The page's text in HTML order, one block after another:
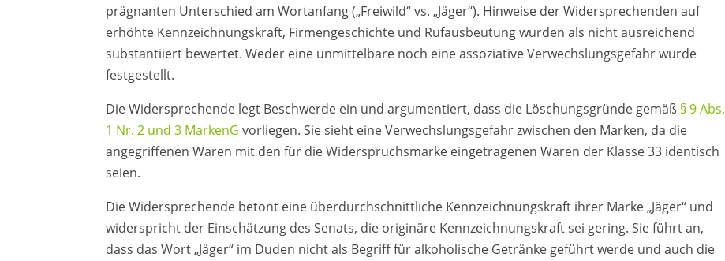
prägnanten Unterschied am Wortanfang („Freiwild“ vs. „Jäger“). Hinweise der Widersprechenden auf
erhöhte Kennzeichnungskraft, Firmengeschichte und Rufausbeutung wurden als nicht ausreichend
substantiiert bewertet. Weder eine unmittelbare noch eine assoziative Verwechslungsgefahr wurde
festgestellt.
Die Widersprechende legt Beschwerde ein und argumentiert, dass die Löschungsgründe gemäß § 9 Abs.
1 Nr. 2 und 3 MarkenG vorliegen. Sie sieht eine Verwechslungsgefahr zwischen den Marken, da die
angegriffenen Waren mit den für die Widerspruchsmarke eingetragenen Waren der Klasse 33 identisch
seien.
Die Widersprechende betont eine überdurchschnittliche Kennzeichnungskraft ihrer Marke „Jäger“ und
widerspricht der Einschätzung des Senats, die originäre Kennzeichnungskraft sei gering. Sie führt an,
dass das Wort „Jäger“ im Duden nicht als Begriff für alkoholische Getränke geführt werde und auch die